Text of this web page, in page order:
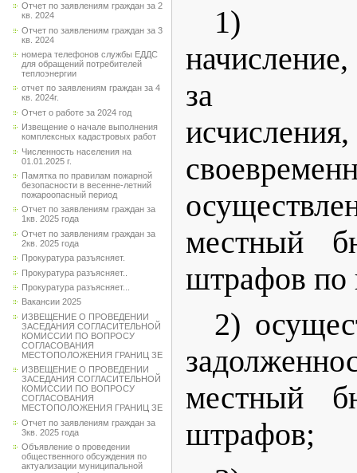
Отчет по заявлениям граждан за 2
кв. 2024
Отчет по заявлениям граждан за 3
кв. 2024
номера телефонов службы ЕДДС
для обращений потребителей
теплоэнергии
отчет по заявлениям граждан за 4
кв. 2024г.
Отчет о работе за 2024 год
Извещение о начале выполнения
комплексных кадастровых работ
Численность населения на
01.01.2025 г.
Памятка по правилам пожарной
безопасности в весенне-летний
пожароопасный период
Отчет по заявлениям граждан за
1кв. 2025 года
Отчет по заявлениям граждан за
2кв. 2025 года
Прокуратура разъясняет.
Прокуратура разъясняет..
Прокуратура разъясняет...
Вакансии 2025
ИЗВЕЩЕНИЕ О ПРОВЕДЕНИИ
ЗАСЕДАНИЯ СОГЛАСИТЕЛЬНОЙ
КОМИССИИ ПО ВОПРОСУ
СОГЛАСОВАНИЯ
МЕСТОПОЛОЖЕНИЯ ГРАНИЦ ЗЕ
ИЗВЕЩЕНИЕ О ПРОВЕДЕНИИ
ЗАСЕДАНИЯ СОГЛАСИТЕЛЬНОЙ
КОМИССИИ ПО ВОПРОСУ
СОГЛАСОВАНИЯ
МЕСТОПОЛОЖЕНИЯ ГРАНИЦ ЗЕ
Отчет по заявлениям граждан за
3кв. 2025 года
Объявление о проведении
общественного обсуждения по
актуализации муниципальной
1)
за
местный
штрафов по
2)
местный
штрафов;